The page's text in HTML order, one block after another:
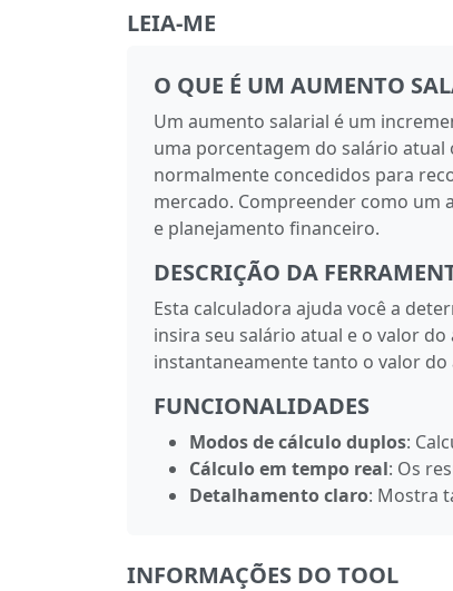
LEIA-ME
O QUE É UM AUMENTO
Um aumento salarial é um
uma porcentagem do salário
normalmente concedidos para
mercado. Compreender como um
e planejamento financeiro.
DESCRIÇÃO DA
Esta calculadora ajuda você a
insira seu salário atual e o valor
instantaneamente tanto o valor
FUNCIONALIDADES
Modos de cálculo duplos:
Cálculo em tempo real: Os
Detalhamento claro: Mostra
INFORMAÇÕES DO TOOL